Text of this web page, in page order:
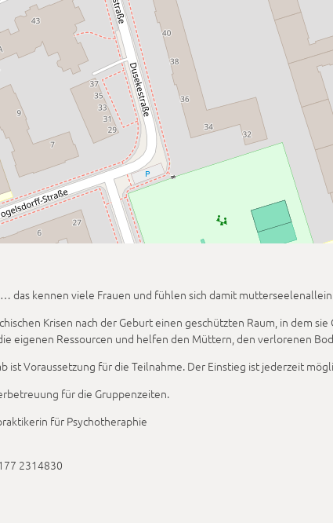
das kennen viele Frauen und fühlen sich damit
Krisen nach der Geburt einen geschützten Raum, in dem
eigenen Ressourcen und helfen den Müttern, den verlorenen
Voraussetzung für die Teilnahme. Der Einstieg ist jederzeit
für die Gruppenzeiten.
für Psychotheraphie
2314830